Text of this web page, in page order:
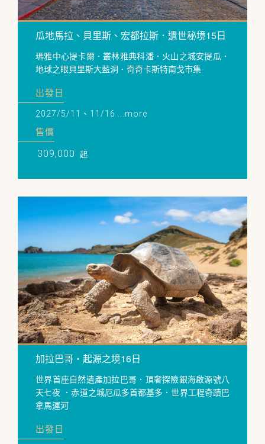
瓜地馬拉、貝里斯、宏都拉斯．遺世秘境15日
瑪雅中心提卡爾．叢林雅典科潘．火山之城安提瓜．
地球之眼貝里斯大藍洞．奇奇卡斯特南戈市集
出發日
2027/5/11、11/16 ...more
售價
309,000 起
加拉巴哥・起源之境16日
世界首座自然遺產加拉巴哥．頂奢探險銀海啟源號八
天七夜 ．赤道之城厄瓜多首都基多．世界工程奇蹟巴
拿馬運河
出發日